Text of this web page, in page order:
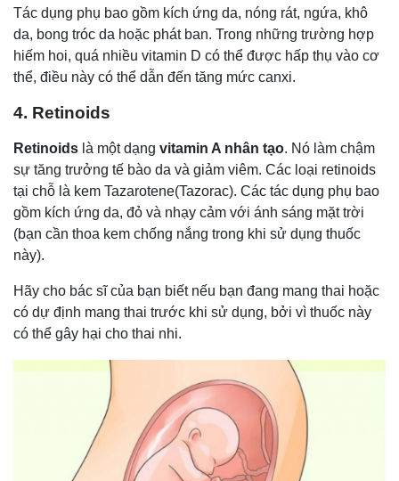
Tác dụng phụ bao gồm kích ứng da, nóng rát, ngứa, khô
da, bong tróc da hoặc phát ban. Trong những trường hợp
hiếm hoi, quá nhiều vitamin D có thể được hấp thụ vào cơ
thể, điều này có thể dẫn đến tăng mức canxi.
4. Retinoids
Retinoids là một dạng vitamin A nhân tạo. Nó làm chậm
sự tăng trưởng tế bào da và giảm viêm. Các loại retinoids
tại chỗ là kem Tazarotene(Tazorac). Các tác dụng phụ bao
gồm kích ứng da, đỏ và nhạy cảm với ánh sáng mặt trời
(bạn cần thoa kem chống nắng trong khi sử dụng thuốc
này).
Hãy cho bác sĩ của bạn biết nếu bạn đang mang thai hoặc
có dự định mang thai trước khi sử dụng, bởi vì thuốc này
có thể gây hại cho thai nhi.